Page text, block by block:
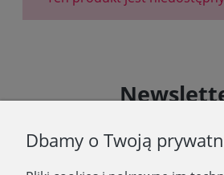
informacje o nowościach i
Dbamy o Twoją